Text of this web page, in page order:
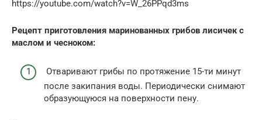
https://youtube.com/watch?v=W_26PPqd3ms
Рецепт приготовления маринованных грибов лисичек с
маслом и чесноком:
Отваривают грибы по протяжение 15-ти минут
после закипания воды. Периодически снимают
образующуюся на поверхности пену.